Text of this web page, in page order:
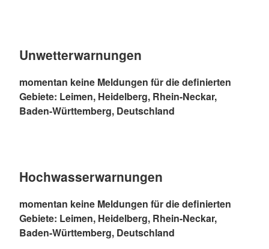
Unwetterwarnungen
momentan keine Meldungen für die definierten
Gebiete: Leimen, Heidelberg, Rhein-Neckar,
Baden-Württemberg, Deutschland
Hochwasserwarnungen
momentan keine Meldungen für die definierten
Gebiete: Leimen, Heidelberg, Rhein-Neckar,
Baden-Württemberg, Deutschland